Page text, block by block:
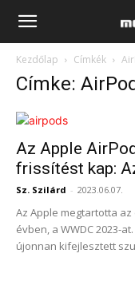
Mobilissimo.hu
Kezdőlap Címkék
Címke:
Az Apple
frissítést kap:
Sz. Szilárd - 2023.06.07.
Az Apple megtartotta
évben, a WWDC 2023-
újonnan kifejlesztett